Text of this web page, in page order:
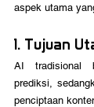
aspek utama
1. Tujuan
AI tradisional
prediksi,
penciptaan